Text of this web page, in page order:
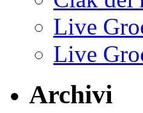
Live
Live
Archivi